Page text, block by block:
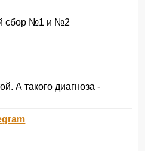
сбор №1 и №2
А такого диагноза -